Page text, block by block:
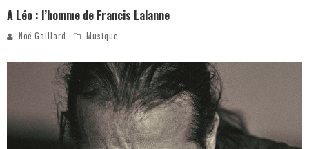
Star Fox
« MOFUSAND / Parler Japonais » – Des Expressions Pratiques !
« Dr Wertham / L’homme qui étudia les tueurs en série » - Un Métier à Risque !
A Léo : l’homme de Francis Lalanne
Noé Gaillard Musique